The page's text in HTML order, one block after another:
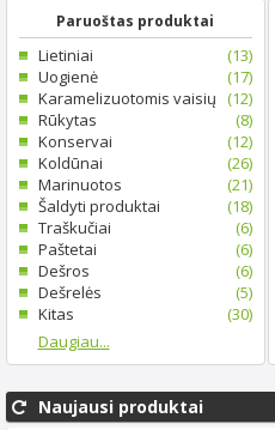
Paruoštas produktai
Lietiniai
(13)
Uogienė
(17)
Karamelizuotomis vaisių (12)
Rūkytas
(8)
Konservai
(12)
Koldūnai
(26)
Marinuotos
(21)
Šaldyti produktai
(18)
Traškučiai
(6)
Paštetai
(6)
Dešros
(6)
Dešrelės
(5)
Kitas
(30)
Daugiau...
Naujausi produktai